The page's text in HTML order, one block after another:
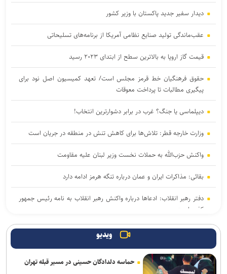
دیدار سفیر جدید پاکستان با وزیر کشور
عقب‌ماندگی تولید صنایع نظامی آمریکا از برنامه‌های تسلیحاتی
قیمت گاز اروپا به بالاترین سطح از ابتدای ۲۰۲۳ رسید
حقوق فرهنگیان خط قرمز مجلس است/ تعهد کمیسیون اصل نود برای
پیگیری مطالبات تا پرداخت معوقات
دیپلماسی یا جنگ؟ غرب در برابر دشوارترین انتخاب!
وزارت خارجه قطر: تلاش‌ها برای کاهش تنش در منطقه در جریان است
واکنش حزب‌الله به حملات نخست‌ وزیر لبنان علیه مقاومت
بقائی: مذاکرات ایران و عمان درباره تنگه هرمز ادامه دارد
دفتر رهبر انقلاب: ادعاها درباره واکنش رهبر انقلاب به نامه رئیس جمهور
کذب است
پخش قسمت اول مصاحبه پزشکیان به فردا شب موکول شد
هشدار رئیس کمیسیون امنیت ملی به آمریکا: به زودی از منطقه اخراج
می‌شوید
ویدیو
حماسه دلدادگان حسینی در مسیر قبله تهران